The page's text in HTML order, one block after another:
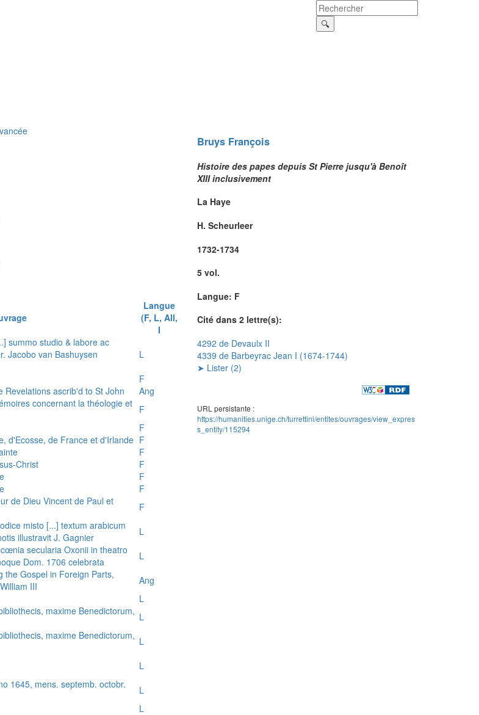
Langue
(F, L, All,
I
summo studio & labore ac
Jacobo van Bashuysen
L
F
Revelations ascrib'd to St John
Ang
concernant la théologie et F
F
d'Ecosse, de France et d'Irlande F
F
Christ
F
F
F
de Dieu Vincent de Paul et
F
misto [...] textum arabicum
illustravit J. Gagnier
L
secularia Oxonii in theatro
Dom. 1706 celebrata
L
the Gospel in Foreign Parts,
III
Ang
L
maxime Benedictorum, L
maxime Benedictorum, L
L
1645, mens. septemb. octobr.
L
L
Bruys François
Histoire des papes depuis St Pierre jusqu'à Benoît
XIII inclusivement
La Haye
H. Scheurleer
1732-1734
5 vol.
Langue: F
Cité dans 2 lettre(s):
4292 de Devaulx II
4339 de Barbeyrac Jean I (1674-1744)
➤ Lister (2)
URL persistante :
https://humanities.unige.ch/turrettini/entites/ouvrages/view_expres
s_entity/115294